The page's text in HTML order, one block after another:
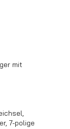
mit
7-polige